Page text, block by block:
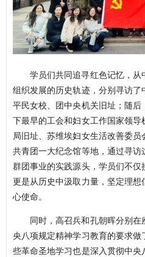
学员们共同追寻红色记忆，
组织发展的历史轨迹，分别寻访
平民女校、团中央机关旧址；随
下最早的工会和妇女工作国家领
局旧址、苏维埃妇女生活改善委员
共青团一大纪念馆等地，通过寻访
群团事业的实践源头，学员们不仅
更是从历史中汲取力量，坚定理
心使命。
同时，高召兵和孔朝晖分别
央八项规定精神学习教育的要求
些革命圣地学习也是深入贯彻中